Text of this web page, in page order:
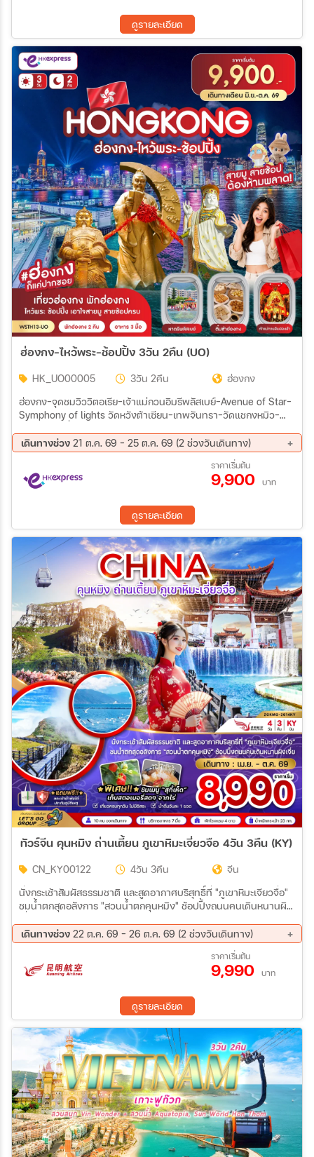
ดูรายละเอียด
ฮ่องกง-ไหว้พระ-ช้อปปิ้ง 3วัน 2คืน (UO)
HK_UO00005 3วัน 2คืน
ฮ่องกง
ฮ่องกง-จุดชมวิววิตอเรีย-เจ้าแม่กวนอิมรีพลัสเบย์-Avenue of Star-
Symphony of lights วัดหวังต้าเซียน-เทพจันทรา-วัดแชกงหมิว-
อัธยาศัย
เดินทางช่วง 21 ต.ค. 69 - 25 ต.ค. 69 (2 ช่วงวันเดินทาง)
23 ต.ค. 69 - 25 ต.ค. 69
ราคาเริ่มต้น
9,900 บาท
ดูรายละเอียด
ทัวร์จีน คุนหมิง ถ่านเตี้ยน ภูเขาหิมะเจี่ยวจือ 4วัน 3คืน (KY)
CN_KY00122 4วัน 3คืน
จีน
นั่งกระเช้าสัมผัสธรรมชาติ และสูดอากาศบริสุทธิ์ที่ "ภูเขาหิมะเจียวจื่อ"
ชมน้ำตกสุดอลังการ "สวนน้ำตกคุนหมิง" ช้อปปิ้งถนนคนเดินหนานผิง
เดินทางช่วง 22 ต.ค. 69 - 26 ต.ค. 69 (2 ช่วงวันเดินทาง)
23 ต.ค. 69 - 26 ต.ค. 69
ราคาเริ่มต้น
9,990 บาท
ดูรายละเอียด